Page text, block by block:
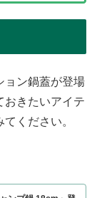
ョン鍋蓋が登場
おきたいアイテ
ください。